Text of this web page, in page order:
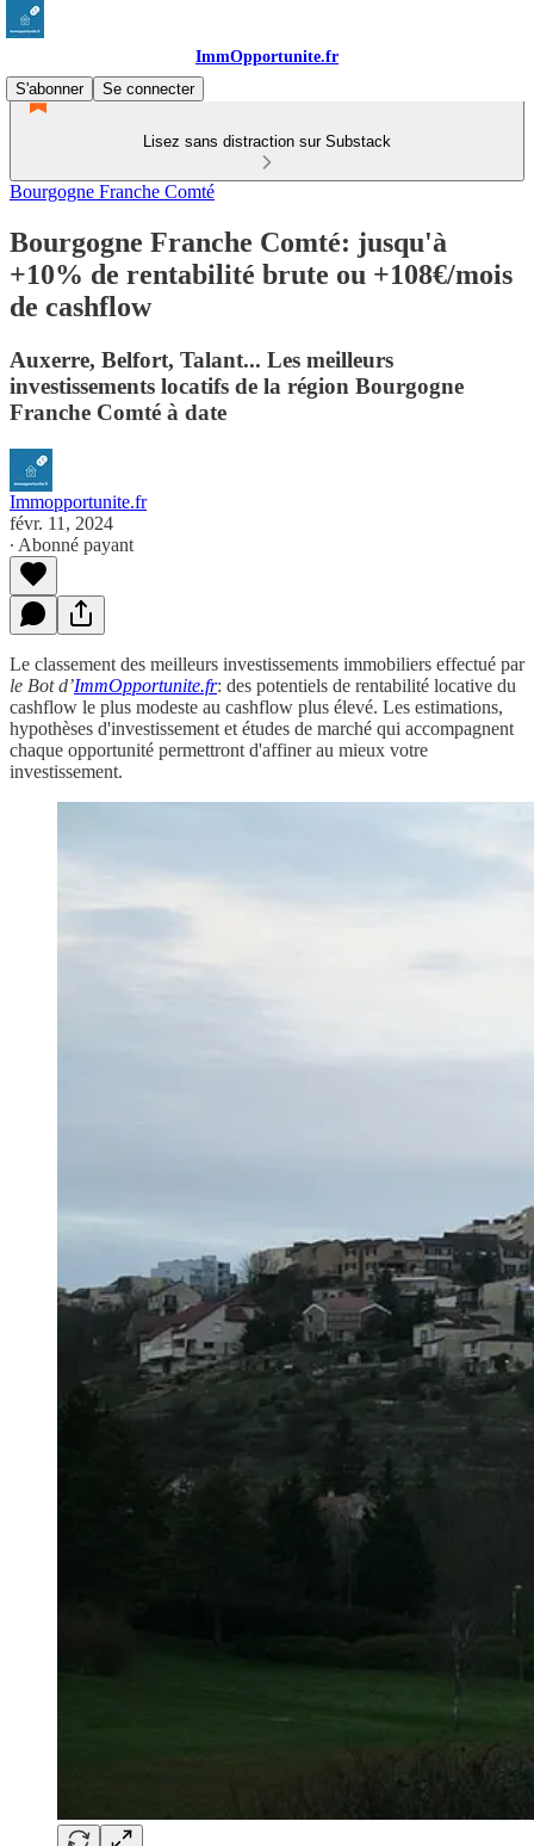
ImmOpportunite.fr
S'abonner
Se connecter
Lisez sans distraction sur Substack
Bourgogne Franche Comté
Bourgogne Franche Comté: jusqu'à
+10% de rentabilité brute ou +108€/mois
de cashflow
Auxerre, Belfort, Talant... Les meilleurs
investissements locatifs de la région Bourgogne
Franche Comté à date
Immopportunite.fr
févr. 11, 2024
∙ Abonné payant
Le classement des meilleurs investissements immobiliers effectué par
le Bot d’ImmOpportunite.fr: des potentiels de rentabilité locative du
cashflow le plus modeste au cashflow plus élevé. Les estimations,
hypothèses d'investissement et études de marché qui accompagnent
chaque opportunité permettront d'affiner au mieux votre
investissement.